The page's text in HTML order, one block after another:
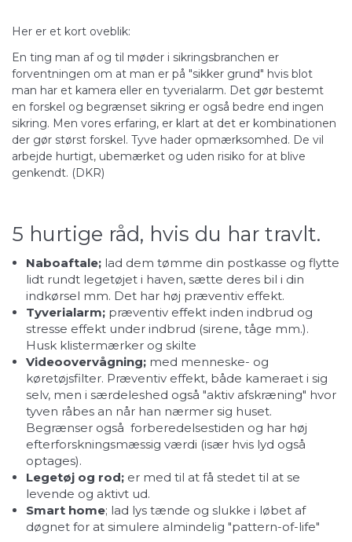
Her er et kort oveblik:
En ting man af og til møder i sikringsbranchen er
forventningen om at man er på "sikker grund" hvis blot
man har et kamera eller en tyverialarm. Det gør bestemt
en forskel og begrænset sikring er også bedre end ingen
sikring. Men vores erfaring, er klart at det er kombinationen
der gør størst forskel. Tyve hader opmærksomhed. De vil
arbejde hurtigt, ubemærket og uden risiko for at blive
genkendt. (DKR)
5 hurtige råd, hvis du har travlt.
Naboaftale; lad dem tømme din postkasse og flytte
lidt rundt legetøjet i haven, sætte deres bil i din
indkørsel mm. Det har høj præventiv effekt.
Tyverialarm; præventiv effekt inden indbrud og
stresse effekt under indbrud (sirene, tåge mm.).
Husk klistermærker og skilte
Videoovervågning; med menneske- og
køretøjsfilter. Præventiv effekt, både kameraet i sig
selv, men i særdeleshed også "aktiv afskræning" hvor
tyven råbes an når han nærmer sig huset.
Begrænser også forberedelsestiden og har høj
efterforskningsmæssig værdi (især hvis lyd også
optages).
Legetøj og rod; er med til at få stedet til at se
levende og aktivt ud.
Smart home; lad lys tænde og slukke i løbet af
døgnet for at simulere almindelig "pattern-of-life"